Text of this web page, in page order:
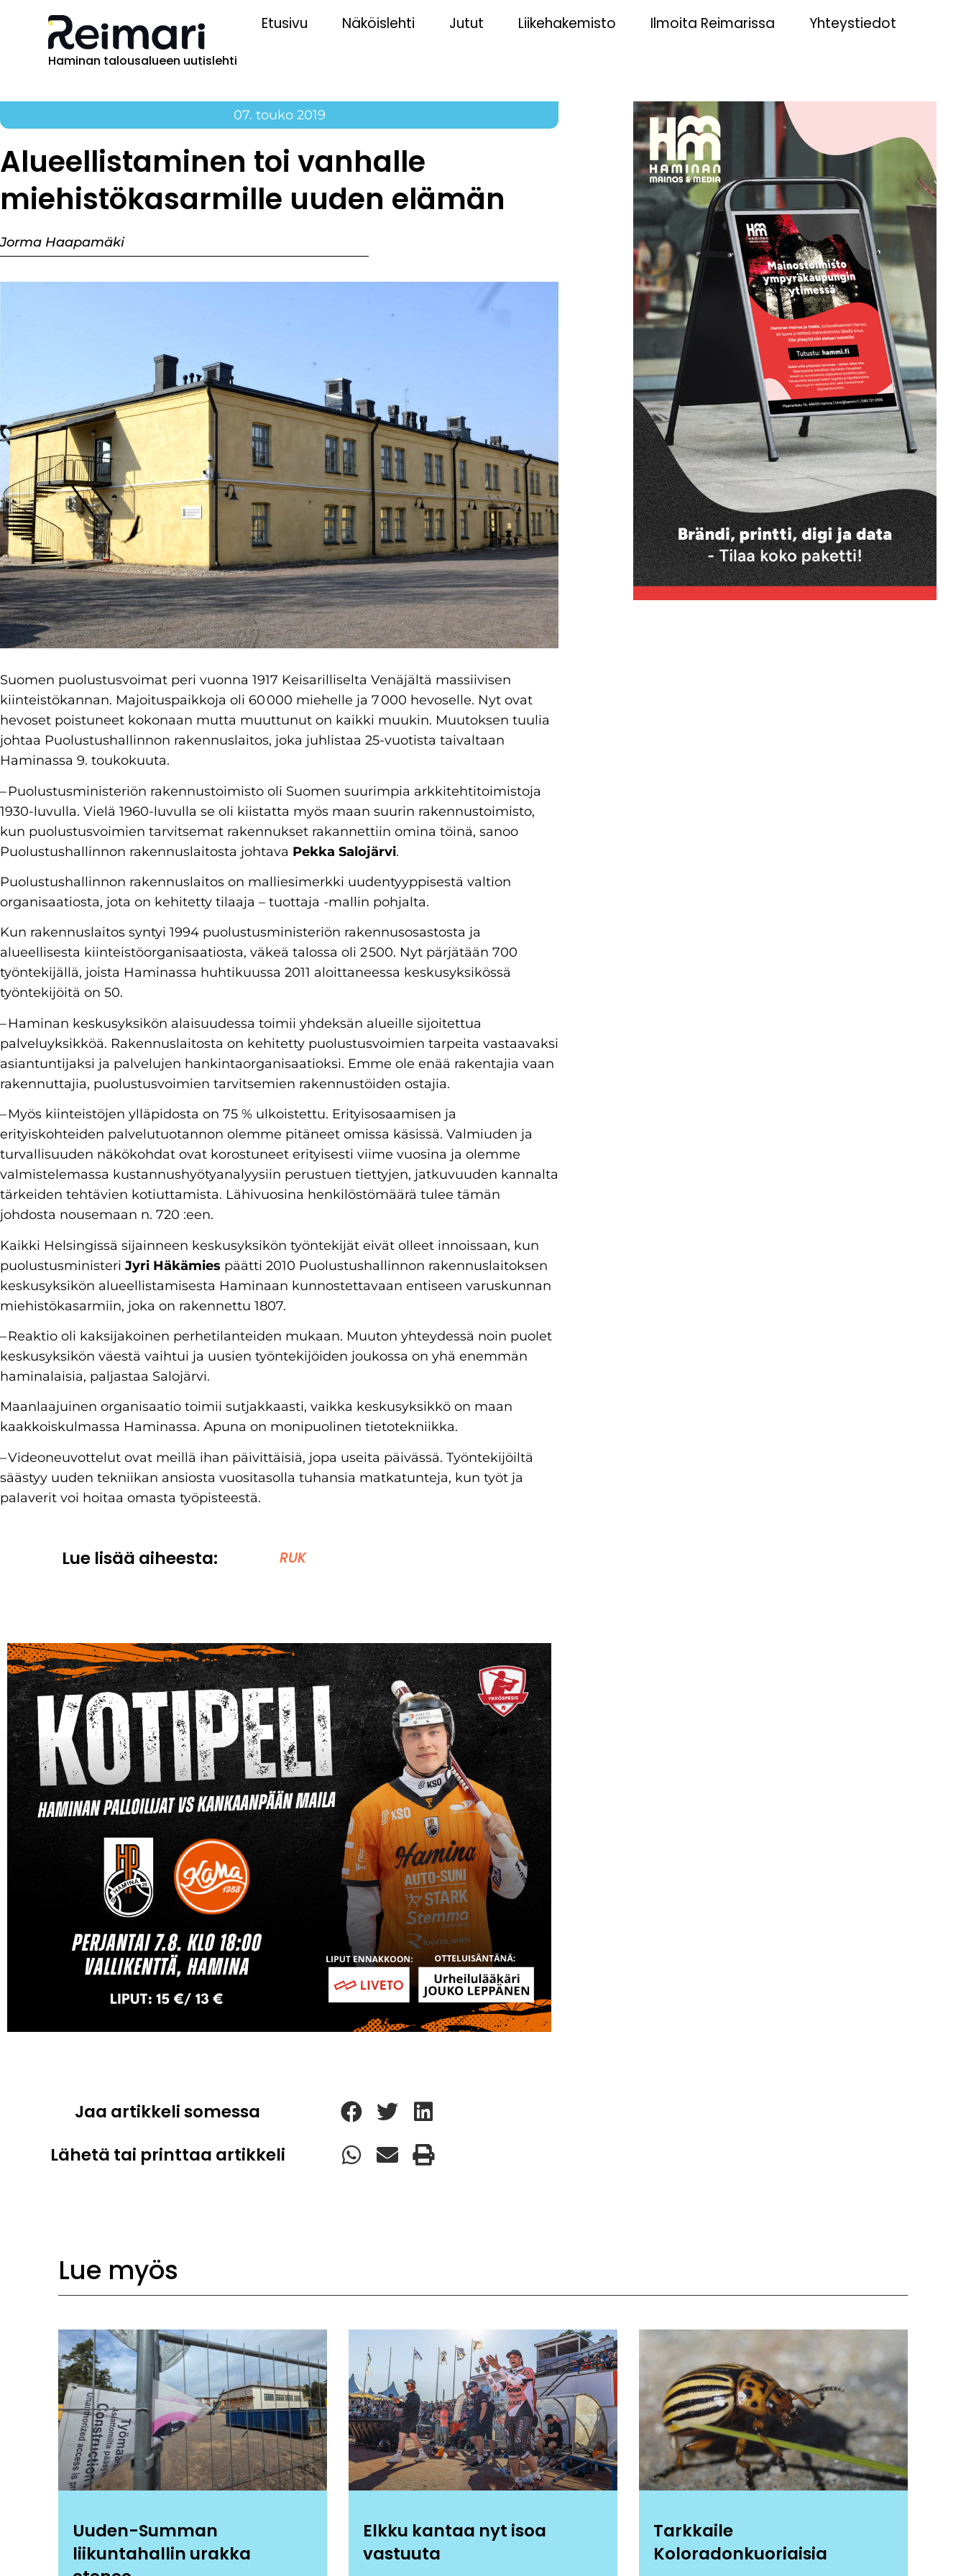
Haminan talousalueen uutislehti
Etusivu Näköislehti Jutut Liikehakemisto Ilmoita Reimarissa Yhteystiedot
07. touko 2019
Alueellistaminen toi vanhalle
miehistökasarmille uuden elämän
Jorma Haapamäki
Suomen puolustusvoimat peri vuonna 1917 Keisarilliselta Venäjältä massiivisen
kiinteistökannan. Majoituspaikkoja oli 60 000 miehelle ja 7 000 hevoselle. Nyt ovat
hevoset poistuneet kokonaan mutta muuttunut on kaikki muukin. Muutoksen tuulia
johtaa Puolustushallinnon rakennuslaitos, joka juhlistaa 25-vuotista taivaltaan
Haminassa 9. toukokuuta.
– Puolustusministeriön rakennustoimisto oli Suomen suurimpia arkkitehtitoimistoja
1930-luvulla. Vielä 1960-luvulla se oli kiistatta myös maan suurin rakennustoimisto,
kun puolustusvoimien tarvitsemat rakennukset rakannettiin omina töinä, sanoo
Puolustushallinnon rakennuslaitosta johtava Pekka Salojärvi.
Puolustushallinnon rakennuslaitos on malliesimerkki uudentyyppisestä valtion
organisaatiosta, jota on kehitetty tilaaja – tuottaja -mallin pohjalta.
Kun rakennuslaitos syntyi 1994 puolustusministeriön rakennusosastosta ja
alueellisesta kiinteistöorganisaatiosta, väkeä talossa oli 2 500. Nyt pärjätään 700
työntekijällä, joista Haminassa huhtikuussa 2011 aloittaneessa keskusyksikössä
työntekijöitä on 50.
– Haminan keskusyksikön alaisuudessa toimii yhdeksän alueille sijoitettua
palveluyksikköä. Rakennuslaitosta on kehitetty puolustusvoimien tarpeita vastaavaksi
asiantuntijaksi ja palvelujen hankintaorganisaatioksi. Emme ole enää rakentajia vaan
rakennuttajia, puolustusvoimien tarvitsemien rakennustöiden ostajia.
– Myös kiinteistöjen ylläpidosta on 75 % ulkoistettu. Erityisosaamisen ja
erityiskohteiden palvelutuotannon olemme pitäneet omissa käsissä. Valmiuden ja
turvallisuuden näkökohdat ovat korostuneet erityisesti viime vuosina ja olemme
valmistelemassa kustannushyötyanalyysiin perustuen tiettyjen, jatkuvuuden kannalta
tärkeiden tehtävien kotiuttamista. Lähivuosina henkilöstömäärä tulee tämän
johdosta nousemaan n. 720 :een.
Kaikki Helsingissä sijainneen keskusyksikön työntekijät eivät olleet innoissaan, kun
puolustusministeriJyri Häkämies päätti 2010 Puolustushallinnon rakennuslaitoksen
keskusyksikön alueellistamisesta Haminaan kunnostettavaan entiseen varuskunnan
miehistökasarmiin, joka on rakennettu 1807.
– Reaktio oli kaksijakoinen perhetilanteiden mukaan. Muuton yhteydessä noin puolet
keskusyksikön väestä vaihtui ja uusien työntekijöiden joukossa on yhä enemmän
haminalaisia, paljastaa Salojärvi.
Maanlaajuinen organisaatio toimii sutjakkaasti, vaikka keskusyksikkö on maan
kaakkoiskulmassa Haminassa. Apuna on monipuolinen tietotekniikka.
– Videoneuvottelut ovat meillä ihan päivittäisiä, jopa useita päivässä. Työntekijöiltä
säästyy uuden tekniikan ansiosta vuositasolla tuhansia matkatunteja, kun työt ja
palaverit voi hoitaa omasta työpisteestä.
Lue lisää aiheesta: RUK
Jaa artikkeli somessa
Lähetä tai printtaa artikkeli
Lue myös
Uuden-Summan
liikuntahallin urakka
Elkku kantaa nyt isoa
vastuuta
Tarkkaile
Koloradonkuoriaisia